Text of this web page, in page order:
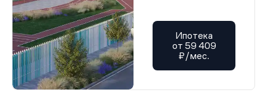
Ипотека
от 59 409
₽/мес.